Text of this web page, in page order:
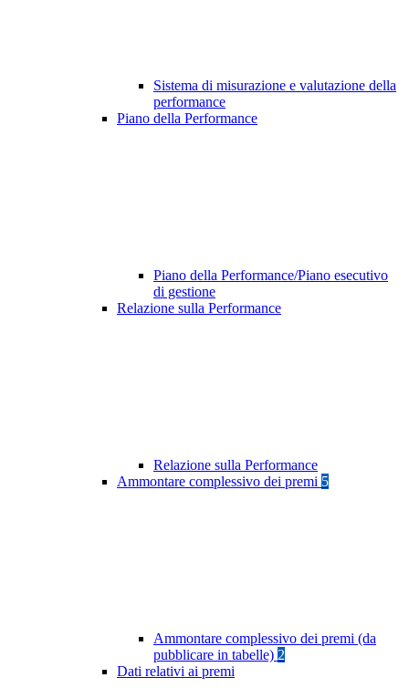
Sistema di misurazione e valutazione della
performance
Piano della Performance
Piano della Performance/Piano esecutivo
di gestione
Relazione sulla Performance
Relazione sulla Performance
Ammontare complessivo dei premi 5
Ammontare complessivo dei premi (da
pubblicare in tabelle) 2
Dati relativi ai premi